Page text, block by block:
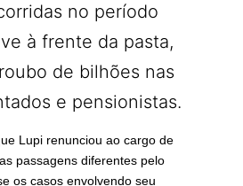
no período
à frente da pasta,
de bilhões nas
e pensionistas.
Lupi renunciou ao cargo de
passagens diferentes pelo
os casos envolvendo seu